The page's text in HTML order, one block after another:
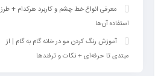
معرفی انواع خط چشم و کاربرد هرکدام + طرز
استفاده آن‌ها
آموزش رنگ کردن مو در خانه گام به گام | از
مبتدی تا حرفه‌ای + نکات و ترفندها